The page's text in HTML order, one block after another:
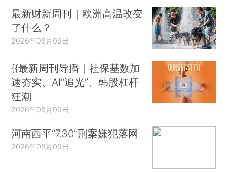
最新财新周刊｜欧洲高温改变
了什么？
2026年08月09日
{{最新周刊导播｜社保基数加
速夯实、AI“追光”、韩股杠杆
狂潮
2026年08月09日
河南西平“7.30”刑案嫌犯落网
2026年08月09日